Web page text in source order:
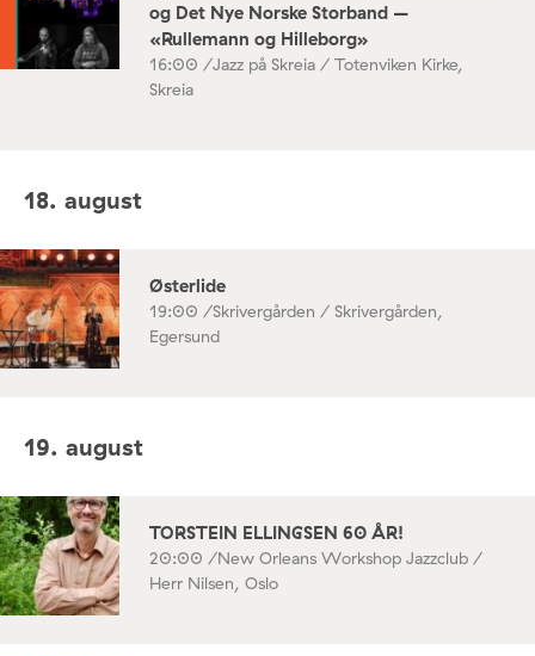
og Det Nye Norske Storband –
«Rullemann og Hilleborg»
16:00 /Jazz på Skreia / Totenviken Kirke,
Skreia
18. august
Østerlide
19:00 /Skrivergården / Skrivergården,
Egersund
19. august
TORSTEIN ELLINGSEN 60 ÅR!
20:00 /New Orleans Workshop Jazzclub /
Herr Nilsen, Oslo